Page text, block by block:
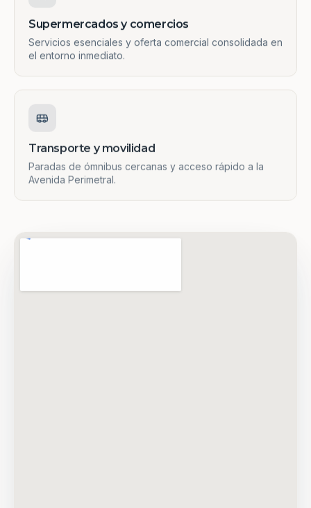
Supermercados y comercios
Servicios esenciales y oferta comercial consolidada en
el entorno inmediato.
Transporte y movilidad
Paradas de ómnibus cercanas y acceso rápido a la
Avenida Perimetral.